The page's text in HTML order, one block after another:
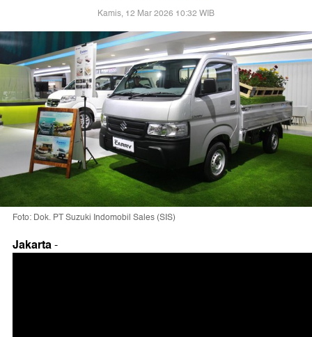
Kamis, 12 Mar 2026 10:32 WIB
Foto: Dok. PT Suzuki Indomobil Sales (SIS)
Jakarta-